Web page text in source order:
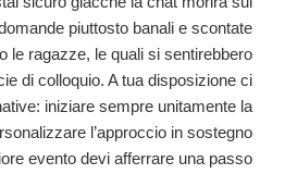
piuttosto banali e scontate
le ragazze, le quali si sentirebbero
di colloquio. A tua disposizione ci
iniziare sempre unitamente la
l’approccio in sostegno
evento devi afferrare una passo